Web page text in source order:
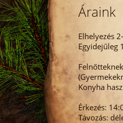
Áraink
Elhelyezés
Egyidejűleg
Konyha
Érkezés:
Távozás: